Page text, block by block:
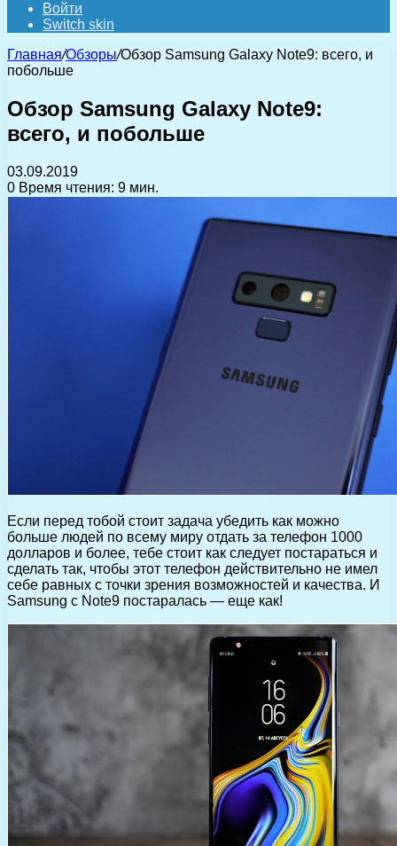
Войти
Switch skin
Главная/Обзоры/Обзор Samsung Galaxy Note9: всего, и
побольше
Обзор Samsung Galaxy Note9:
всего, и побольше
03.09.2019
0 Время чтения: 9 мин.
Если перед тобой стоит задача убедить как можно
больше людей по всему миру отдать за телефон 1000
долларов и более, тебе стоит как следует постараться и
сделать так, чтобы этот телефон действительно не имел
себе равных с точки зрения возможностей и качества. И
Samsung с Note9 постаралась — еще как!